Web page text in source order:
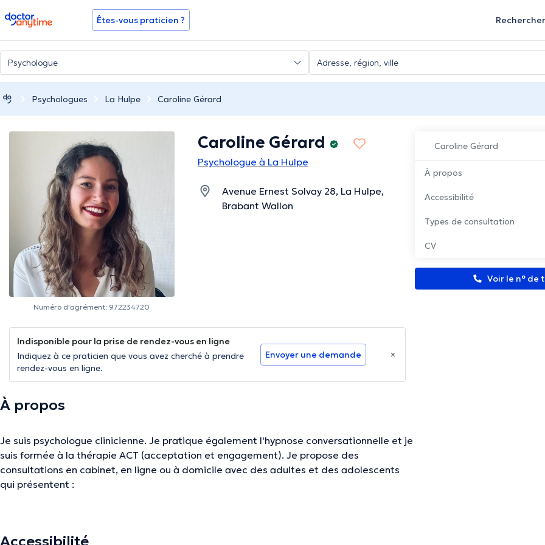
doctoranytime Êtes-vous praticien ? Rechercher
Psychologues La Hulpe Caroline Gérard
Caroline Gérard
À propos
Accessibilité
Types de consultation
CV
Voir le n° de
Numéro d'agrément: 972234720
Caroline Gérard
Psychologue à La Hulpe
Avenue Ernest Solvay 28, La Hulpe,
Brabant Wallon
Indisponible pour la prise de rendez-vous en ligne
Indiquez à ce praticien que vous avez cherché à prendre
rendez-vous en ligne.
Envoyer une demande
À propos
Je suis psychologue clinicienne. Je pratique également l'hypnose conversationnelle et je
suis formée à la thérapie ACT (acceptation et engagement). Je propose des
consultations en cabinet, en ligne ou à domicile avec des adultes et des adolescents
qui présentent :
Des difficultés dans la gestion des émotions,